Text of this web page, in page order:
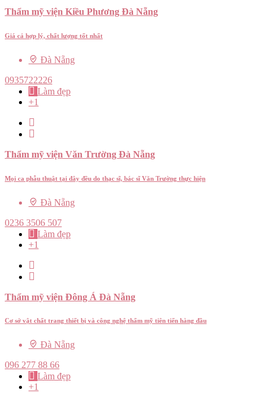
Thẩm mỹ viện Kiều Phương Đà Nẵng
Giá cả hợp lý, chất lượng tốt nhất
Đà Nẵng
0935722226
Làm đẹp
+1
Thẩm mỹ viện Văn Trường Đà Nẵng
Mọi ca phẫu thuật tại đây đều do thạc sĩ, bác sĩ Văn Trường thực hiện
Đà Nẵng
0236 3506 507
Làm đẹp
+1
Thẩm mỹ viện Đông Á Đà Nẵng
Cơ sở vật chất trang thiết bị và công nghệ thẩm mỹ tiên tiến hàng đầu
Đà Nẵng
096 277 88 66
Làm đẹp
+1